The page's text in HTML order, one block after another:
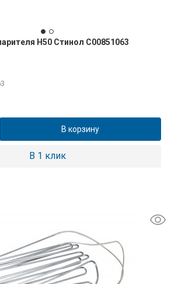
H50 Стинол C00851063
В корзину
В 1 клик